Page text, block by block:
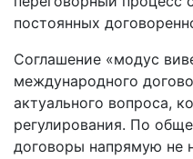
постоянных
Соглашение «модус
международного
актуального вопроса,
регулирования. По
договоры напрямую не